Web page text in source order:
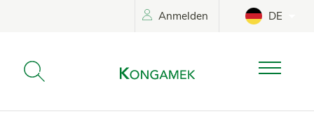
Anmelden DE